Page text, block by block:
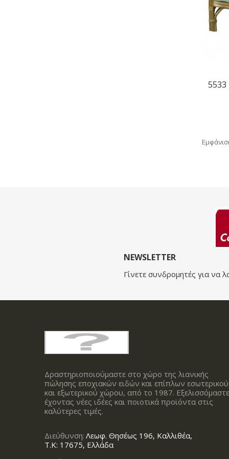
NEWSLETTER
Γίνετε συνδρομητές για να
Δραστηριοποιούμαστε στο χώρο της λιανικής
πώλησης εποχιακών ειδών και επίπλων εσωτερικού
και εξωτερικού χώρου, από το 1987. Εξελισσόμαστε
έχοντας νέες ιδέες και ποιοτικά προϊόντα στις
καλύτερες τιμές.
Διεύθυνση: Λεωφ. Θησέως 196, Καλλιθέα,
Τ.Κ: 17675, Ελλάδα